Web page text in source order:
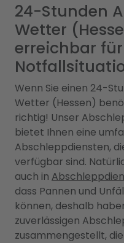
24-Stunden
Wetter
erreichbar
Wenn Sie einen 24-
Wetter (Hessen)
richtig! Unser
bietet Ihnen eine
Abschleppdiensten,
verfügbar sind.
auch in
dass Pannen und
können, deshalb
zuverlässigen
zusammengestellt,